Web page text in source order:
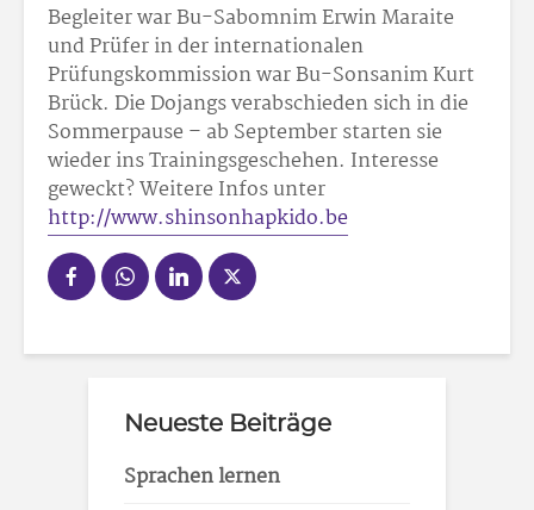
Begleiter war Bu-Sabomnim Erwin Maraite
und Prüfer in der internationalen
Prüfungskommission war Bu-Sonsanim Kurt
Brück. Die Dojangs verabschieden sich in die
Sommerpause – ab September starten sie
wieder ins Trainingsgeschehen. Interesse
geweckt? Weitere Infos unter
http://www.shinsonhapkido.be
Neueste Beiträge
Sprachen lernen